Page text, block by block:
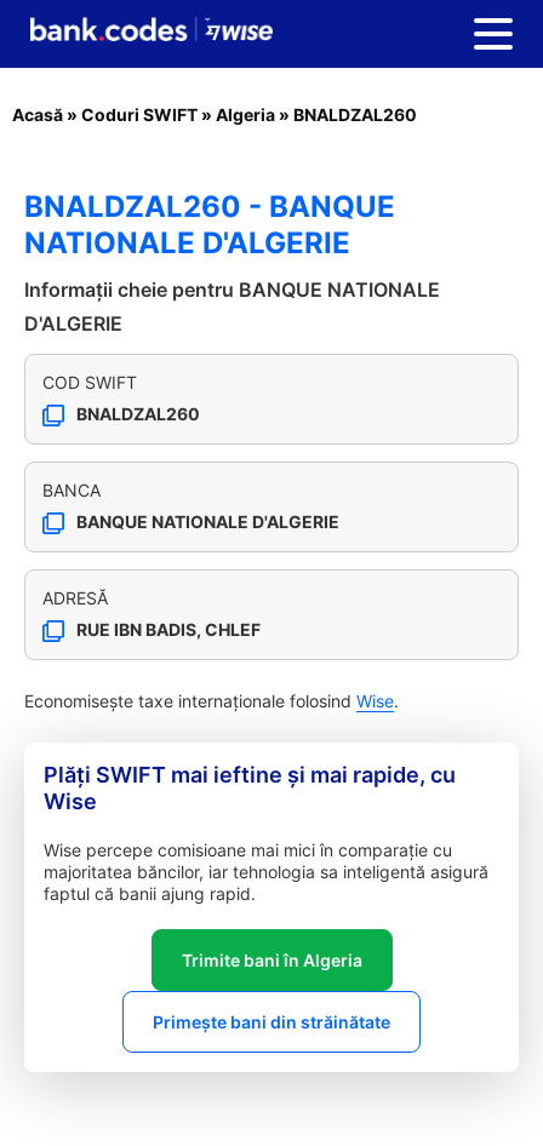
Acasă » Coduri SWIFT » Algeria » BNALDZAL260
BNALDZAL260 - BANQUE
NATIONALE D'ALGERIE
Informații cheie pentru BANQUE NATIONALE
D'ALGERIE
COD SWIFT
BNALDZAL260
BANCA
BANQUE NATIONALE D'ALGERIE
ADRESĂ
RUE IBN BADIS, CHLEF
Economisește taxe internaționale folosind Wise.
Plăți SWIFT mai ieftine și mai rapide, cu
Wise
Wise percepe comisioane mai mici în comparație cu
majoritatea băncilor, iar tehnologia sa inteligentă asigură
faptul că banii ajung rapid.
Trimite bani în Algeria
Primește bani din străinătate